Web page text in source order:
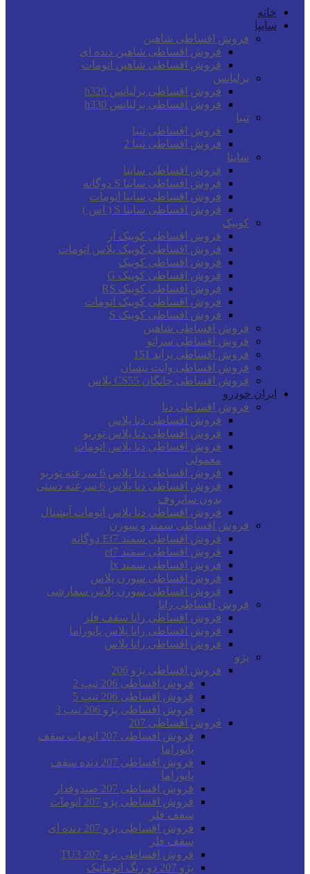
خانه
سایپا
فروش اقساطی شاهین
فروش اقساطی شاهین دنده ای
فروش اقساطی شاهین اتومات
برلیانس
فروش اقساطی برلیانس h320
فروش اقساطی برلیانس h330
تیبا
فروش اقساطی تیبا
فروش اقساطی تیبا 2
ساینا
فروش اقساطی ساینا
فروش اقساطی ساینا S دوگانه
فروش اقساطی ساینا اتومات
فروش اقساطی ساینا S ( اس )
کوییک
فروش اقساطی کوییک آر
فروش اقساطی کوییک پلاس اتومات
فروش اقساطی کوییک
فروش اقساطی کوییک G
فروش اقساطی کوییک RS
فروش اقساطی کوییک اتومات
فروش اقساطی کوییک S
فروش اقساطی شاهین
فروش اقساطی سراتو
فروش اقساطی پراید 151
فروش اقساطی وانت نیسان
فروش اقساطی چانگان CS55 پلاس
ایران خودرو
فروش اقساطی دنا
فروش اقساطی دنا پلاس
فروش اقساطی دنا پلاس توربو
فروش اقساطی دنا پلاس اتومات
معمولی
فروش اقساطی دنا پلاس 6 سرعته توربو
فروش اقساطی دنا پلاس 6 سرعته دستی
بدون سانروف
فروش اقساطی دنا پلاس اتومات آپشنال
فروش اقساطی سمند و سورن
فروش اقساطی سمند Ef7 دوگانه
فروش اقساطی سمند ef7
فروش اقساطی سمند lx
فروش اقساطی سورن پلاس
فروش اقساطی سورن پلاس سفارشی
فروش اقساطی رانا
فروش اقساطی رانا سقف فلز
فروش اقساطی رانا پلاس پانوراما
فروش اقساطی رانا پلاس
پژو
فروش اقساطی پژو 206
فروش اقساطی 206 تیپ 2
فروش اقساطی 206 تیپ 5
فروش اقساطی پژو 206 تیپ 3
فروش اقساطی 207
فروش اقساطی 207 اتومات سقف
پانوراما
فروش اقساطی 207 دنده سقف
پانوراما
فروش اقساطی 207 صندوقدار
فروش اقساطی پژو 207 اتومات
سقف فلز
فروش اقساطی پژو 207 دنده ای
سقف فلز
فروش اقساطی پژو 207 TU3
پژو 207 دو رنگ اتوماتیک